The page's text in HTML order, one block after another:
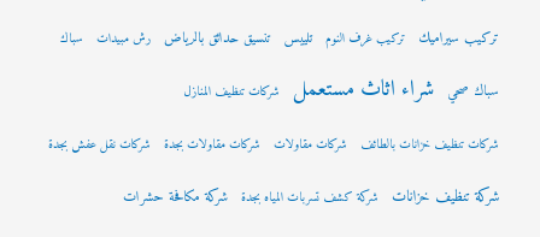
تركيب سيراميك تركيب غرف النوم تلييس تنسيق حدائق بالرياض رش مبيدات سباك
سباك صحي شراء اثاث مستعمل شركات تنظيف المنازل
شركات تنظيف خزانات بالطائف شركات مقاولات شركات مقاولات بجدة شركات نقل عفش بجدة
شركة تنظيف خزانات شركة كشف تسربات المياه بجدة شركة مكافحة حشرات